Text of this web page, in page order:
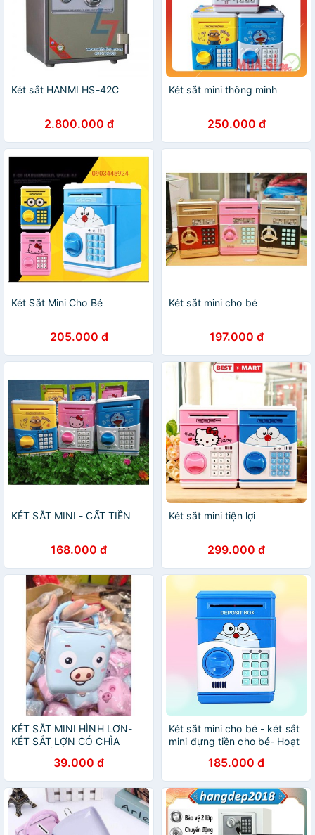
Két sắt HANMI HS-42C
2.800.000 đ
Két sắt mini thông minh
250.000 đ
Két Sắt Mini Cho Bé
205.000 đ
Két sắt mini cho bé
197.000 đ
KÉT SẮT MINI - CẤT TIỀN
168.000 đ
Két sắt mini tiện lợi
299.000 đ
KÉT SẮT MINI HÌNH LƠN-
KÉT SẮT LỢN CÓ CHÌA
39.000 đ
Két sắt mini cho bé - két sắt
mini đựng tiền cho bé- Hoạt
185.000 đ